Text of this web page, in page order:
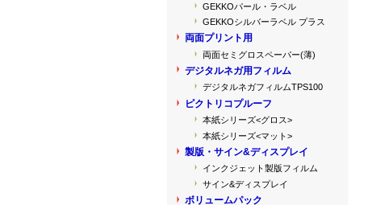
GEKKOパール・ラベル
GEKKOシルバーラベル プラス
両面プリント用
両面セミグロスペーパー(薄)
デジタルネガ用フィルム
デジタルネガフィルムTPS100
ピクトリコプルーフ
本紙シリーズ<グロス>
本紙シリーズ<マット>
製版・サイン&ディスプレイ
インクジェット製版フィルム
サイン&ディスプレイ
ボリュームパック